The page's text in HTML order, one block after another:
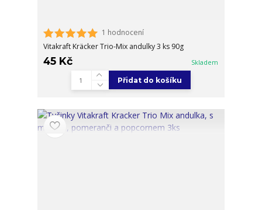
1 hodnocení
Vitakraft Kräcker Trio-Mix andulky 3 ks 90g
45 Kč Skladem
Přidat do košíku